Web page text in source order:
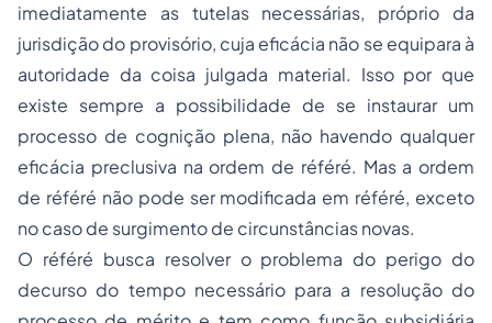
imediatamente as tutelas necessárias, próprio da
jurisdição do provisório, cuja eficácia não se equipara à
autoridade da coisa julgada material. Isso por que
existe sempre a possibilidade de se instaurar um
processo de cognição plena, não havendo qualquer
eficácia preclusiva na ordem de référé. Mas a ordem
de référé não pode ser modificada em référé, exceto
no caso de surgimento de circunstâncias novas.
O référé busca resolver o problema do perigo do
decurso do tempo necessário para a resolução do